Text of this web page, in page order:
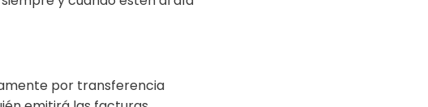
por transferencia